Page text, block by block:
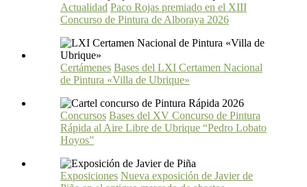
Actualidad Paco Rojas premiado en el XIII
Concurso de Pintura de Alboraya 2026
Certámenes Bases del LXI Certamen Nacional
de Pintura «Villa de Ubrique»
Concursos Bases del XV Concurso de Pintura
Rápida al Aire Libre de Ubrique “Pedro Lobato
Hoyos”
Exposiciones Nueva exposición de Javier de